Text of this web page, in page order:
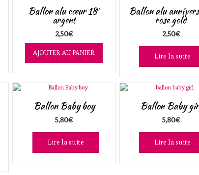
Ballon alu cœur 18″
argent
2,50€
AJOUTER AU PANIER
Ballon alu
rose gold
2,50€
Lire la suite
Ballon Baby boy
5,80€
Lire la suite
Ballon Baby
5,80€
Lire la suite